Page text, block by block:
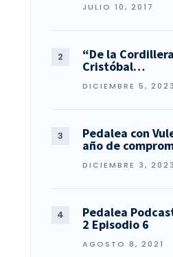
JULIO 10, 2017
“De la
Cristóbal…
DICIEMBRE 5, 2023
Pedalea con
año de
DICIEMBRE 3, 2023
Pedalea
2 Episodio 6
AGOSTO 8, 2021